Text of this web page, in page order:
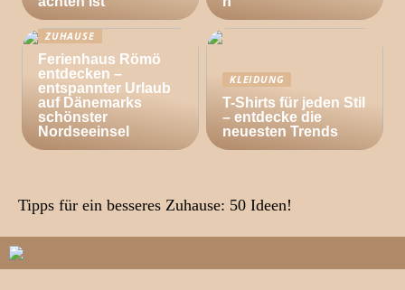
ZUHAUSE
Ferienhaus Römö
entdecken –
entspannter Urlaub
auf Dänemarks
schönster
Nordseeinsel
KLEIDUNG
T-Shirts für jeden Stil
– entdecke die
neuesten Trends
Tipps für ein besseres Zuhause: 50 Ideen!